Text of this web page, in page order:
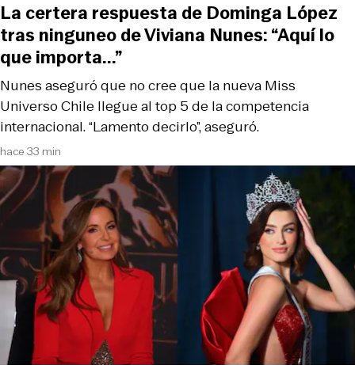
hace 33 min
Nunes aseguró que no cree que la nueva Miss
Universo Chile llegue al top 5 de la competencia
internacional. “Lamento decirlo”, aseguró.
La certera respuesta de Dominga López
tras ninguneo de Viviana Nunes: “Aquí lo
que importa...”